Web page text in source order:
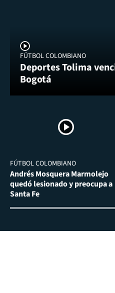
FÚTBOL COLOMBIANO
Deportes Tolima
Bogotá
FÚTBOL COLOMBIANO
Andrés Mosquera Marmolejo
quedó lesionado y preocupa a
Santa Fe